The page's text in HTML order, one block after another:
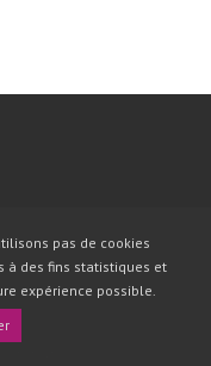
pas de cookies
à des fins statistiques et
expérience possible.